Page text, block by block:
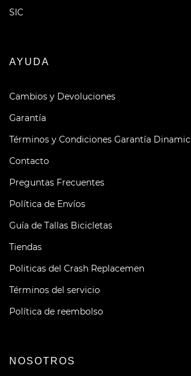
SIC
AYUDA
Cambios y Devoluciones
Garantía
Términos y Condiciones Garantía Dinamic
Contacto
Preguntas Frecuentes
Política de Envíos
Guía de Tallas Bicicletas
Tiendas
Politicas del Crash Replacemen
Términos del servicio
Política de reembolso
NOSOTROS